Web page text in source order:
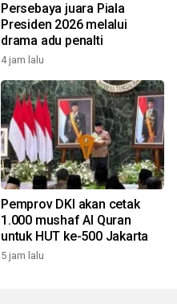
Persebaya juara Piala
Presiden 2026 melalui
drama adu penalti
4 jam lalu
Pemprov DKI akan cetak
1.000 mushaf Al Quran
untuk HUT ke-500 Jakarta
5 jam lalu